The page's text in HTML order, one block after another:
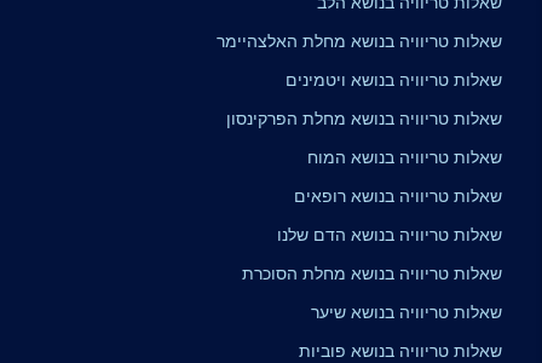
שאלות טריוויה בנושא מחלת האלצהיימר
שאלות טריוויה בנושא ויטמינים
שאלות טריוויה בנושא מחלת הפרקינסון
שאלות טריוויה בנושא המוח
שאלות טריוויה בנושא רופאים
שאלות טריוויה בנושא הדם שלנו
שאלות טריוויה בנושא מחלת הסוכרת
שאלות טריוויה בנושא שיער
שאלות טריוויה בנושא פוביות